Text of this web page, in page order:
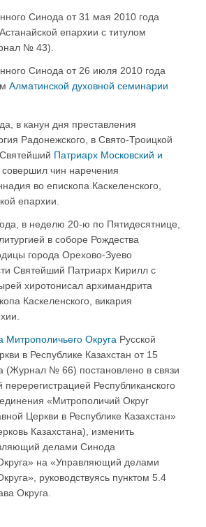
Синода от 31 мая 2010 года
епархии с титулом
№ 43).
Синода от 26 июля 2010 года
Алматинской духовной семинарии
в канун дня преставления
Радонежского, в Свято-Троицкой
Патриарх Московский и
совершил чин наречения
во епископа Каскеленского,
епархии.
в неделю 20-ю по Пятидесятнице,
в соборе Рождества
города Орехово-Зуево
Святейший Патриарх Кирилл с
хиротонисал архимандрита
Каскеленского, викария
Митрополичьего Округа Русской
в Республике Казахстан от 15
(Журнал № 66) постановлено в связи
перерегистрацией Республиканского
«Митрополичий Округ
Церкви в Республике Казахстан»
Казахстана), изменить
делами Синода
на «Управляющий делами
руководствуясь пунктом 5.4
Округа.